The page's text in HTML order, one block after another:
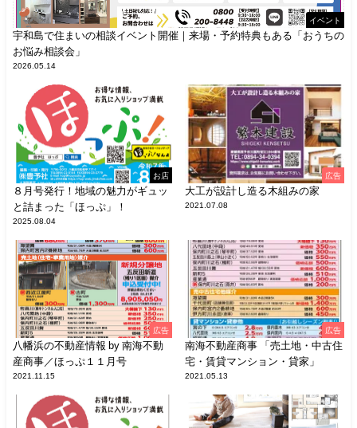
イベント
宇和島で住まいの相談イベント開催｜来場・予約特典もある「おうちの
お悩み相談会」
2026.05.14
お店
８月号発行！地域の魅力がギュッ
と詰まった「ほっぷ」！
2025.08.04
広告
大工が設計し造る木組みの家
2021.07.08
広告
八幡浜の不動産情報 by 南海不動
産商事／ほっぷ１１月号
2021.11.15
広告
南海不動産商事 「売土地・中古住
宅・賃貸マンション・貸家」
2021.05.13